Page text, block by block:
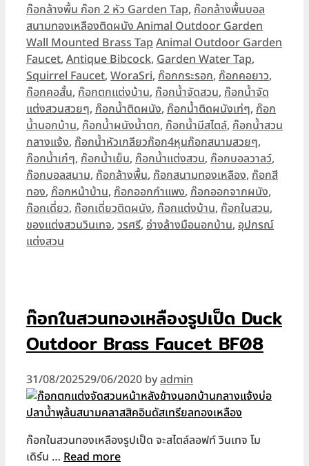
Categories
ก๊อกล้างพื้น ก๊อก 2 หัว Garden Tap, ก๊อกล้างพื้นบอล
สนามทองเหลืองติดผนัง Animal Outdoor Garden
Wall Mounted Brass TapTags
Animal Outdoor Garden
Faucet, Antique Bibcock, Garden Water Tap,
Squirrel Faucet, WoraSri, ก๊อกกระรอก, ก๊อกคอยาว,
ก๊อกคอสั้น, ก๊อกตกแต่งบ้าน, ก๊อกน้ำจัดสวน, ก๊อกน้ำจัด
แต่งสวนสวยๆ, ก๊อกน้ำติดผนัง, ก๊อกน้ำติดผนังเท่ๆ, ก๊อก
น้ำนอกบ้าน, ก๊อกน้ำผนังน้ำตก, ก๊อกน้ำมีสไตล์, ก๊อกน้ำสวน
กลางแจ้ง, ก๊อกน้ำหัวเกลียวก๊อก4หุนก๊อกสนามสวยๆ,
ก๊อกน้ำเก๋ๆ, ก๊อกน้ำเย็น, ก๊อกน้ำแต่งสวน, ก๊อกบอลวาลว์,
ก๊อกบอลสนาม, ก๊อกล้างพื้น, ก๊อกสนามทองเหลือง, ก๊อกสี
ทอง, ก๊อกหน้าบ้าน, ก๊อกออกกำแพง, ก๊อกออกจากผนัง,
ก๊อกเดี่ยว, ก๊อกเดี่ยวติดผนัง, ก๊อกแต่งบ้าน, ก๊อกในสวน,
ของแต่งสวนวินเทจ, วรศรี, อ่างล้างมือนอกบ้าน, อุปกรณ์
แต่งสวน
ก๊อกในสวนทองเหลืองรูปเป็ด Duck
Outdoor Brass Faucet BF08
31/08/202529/06/2020 byadmin
ก๊อกในสวนทองเหลืองรูปเป็ด จะสไตล์ลอฟท์ วินเทจ โม
เดิร์น … Read more